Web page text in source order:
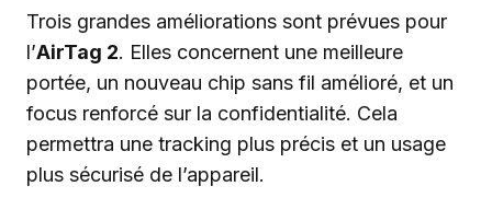
Trois grandes améliorations sont prévues pour
l’AirTag 2. Elles concernent une meilleure
portée, un nouveau chip sans fil amélioré, et un
focus renforcé sur la confidentialité. Cela
permettra une tracking plus précis et un usage
plus sécurisé de l’appareil.